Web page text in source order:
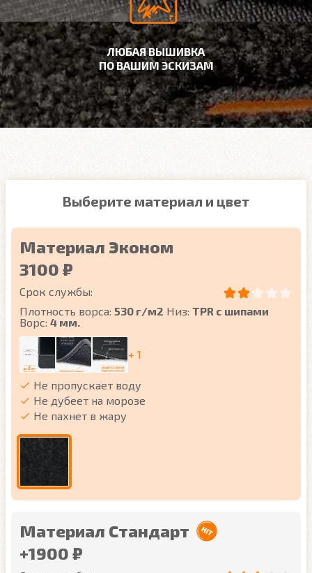
ЛЮБАЯ ВЫШИВКА
ПО ВАШИМ ЭСКИЗАМ
Выберите материал и цвет
Материал Эконом
3100 ₽
Срок службы:
Плотность ворса: 530 г/м2 Низ: TPR с шипами
Ворс: 4 мм.
+ 1
Не пропускает воду
Не дубеет на морозе
Не пахнет в жару
Материал Стандарт
+1900 ₽